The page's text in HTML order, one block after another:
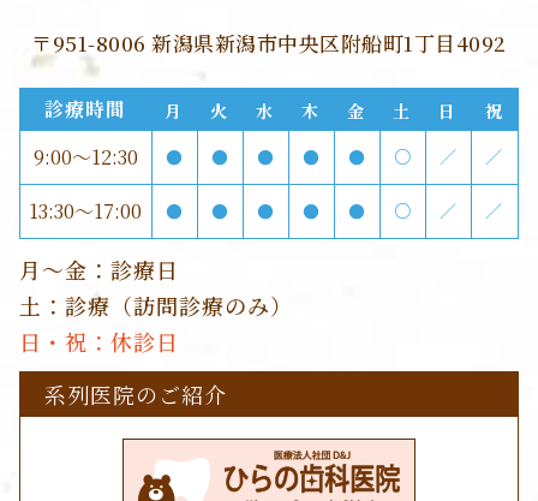
〒951-8006 新潟県新潟市中央区附船町1丁目4092
診療時間 月 火 水 木 金 土 日 祝
9:00～12:30 ● ● ● ● ● ○ ／ ／
13:30～17:00 ● ● ● ● ● ○ ／ ／
月～金：診療日
土：診療（訪問診療のみ）
日・祝：休診日
系列医院のご紹介